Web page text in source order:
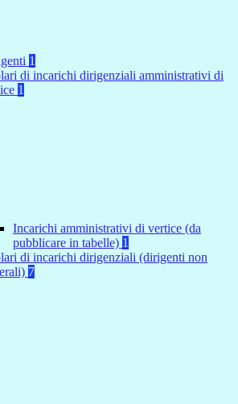
1
di incarichi dirigenziali amministrativi di
1
Incarichi amministrativi di vertice (da
pubblicare in tabelle) 1
di incarichi dirigenziali (dirigenti non
7